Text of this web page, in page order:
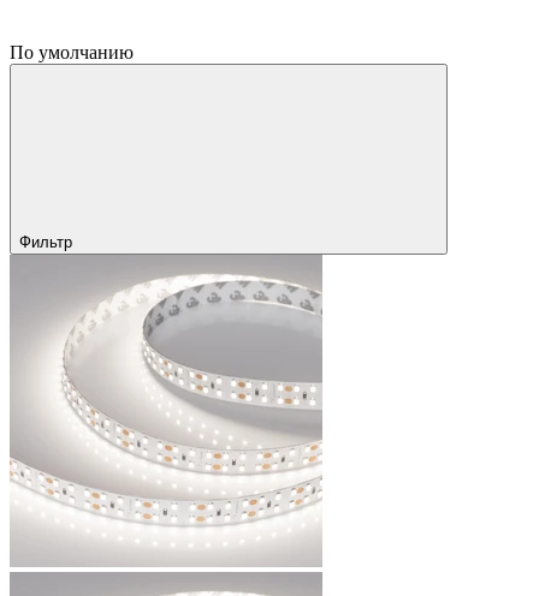
По умолчанию
Фильтр